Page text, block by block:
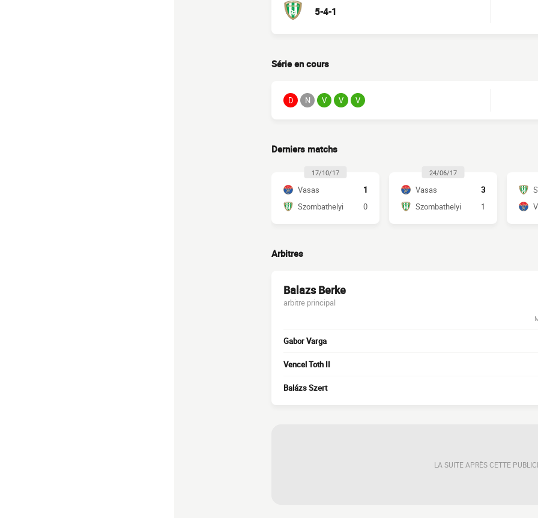
5-4-1
Série en cours
D N V V V
Derniers matchs
17/10/17
Vasas
1
Szombathelyi
0
24/06/17
Vasas
3
Szombathelyi
1
Arbitres
Balazs Berke
arbitre principal
Gabor Varga
Vencel Toth II
Balázs Szert
LA SUITE APRÈS CETTE